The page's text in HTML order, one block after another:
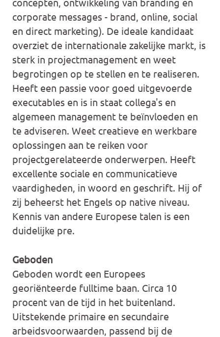
corporate messages - brand, online, social
en direct marketing). De ideale kandidaat
overziet de internationale zakelijke markt, is
sterk in projectmanagement en weet
begrotingen op te stellen en te realiseren.
Heeft een passie voor goed uitgevoerde
executables en is in staat collega's en
algemeen management te beïnvloeden en
te adviseren. Weet creatieve en werkbare
oplossingen aan te reiken voor
projectgerelateerde onderwerpen. Heeft
excellente sociale en communicatieve
vaardigheden, in woord en geschrift. Hij of
zij beheerst het Engels op native niveau.
Kennis van andere Europese talen is een
duidelijke pre.
Geboden
Geboden wordt een Europees
georiënteerde fulltime baan. Circa 10
procent van de tijd in het buitenland.
Uitstekende primaire en secundaire
arbeidsvoorwaarden, passend bij de